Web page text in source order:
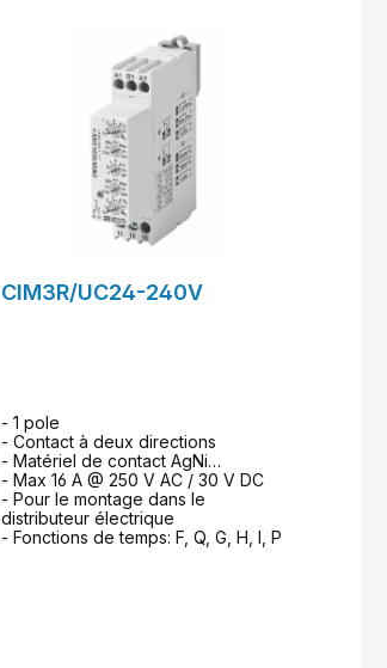
CIM3R/UC24-240V
- 1 pole
- Contact à deux directions
- Matériel de contact AgNi
- Max 16 A @ 250 V AC / 30 V DC
- Pour le montage dans le
distributeur électrique
- Fonctions de temps: F, Q, G, H, I, P